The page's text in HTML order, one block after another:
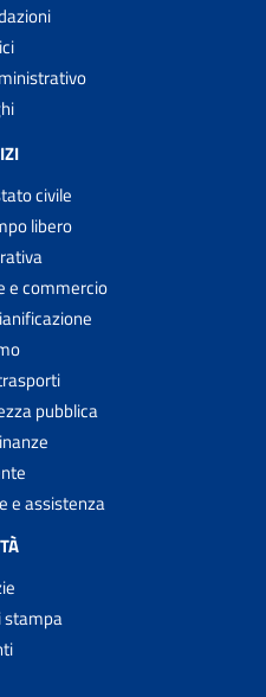
civile
libero
e commercio
pubblica
e assistenza
stampa